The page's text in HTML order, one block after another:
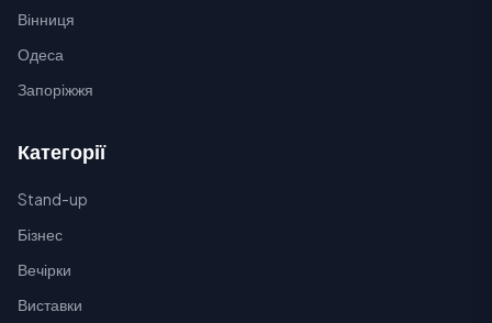
Вінниця
Одеса
Запоріжжя
Категорії
Stand-up
Бізнес
Вечірки
Виставки